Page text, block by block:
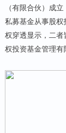
（有限合伙）成
私募基金从事股
权穿透显示，二
权投资基金管理有